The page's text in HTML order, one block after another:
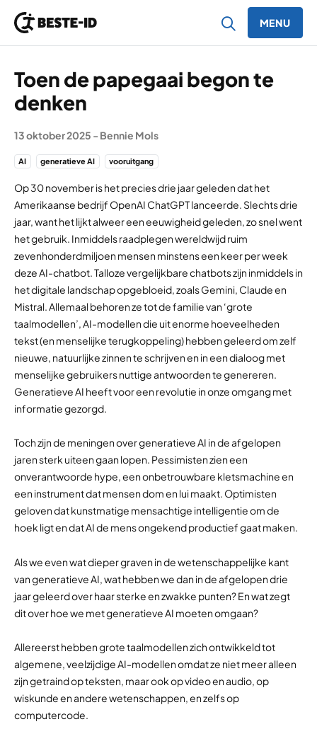
MENU
Toen de papegaai begon te
denken
13 oktober 2025 -Bennie Mols
AI generatieve AI vooruitgang
Op 30 november is het precies drie jaar geleden dat het
Amerikaanse bedrijf OpenAI ChatGPT lanceerde. Slechts drie
jaar, want het lijkt alweer een eeuwigheid geleden, zo snel went
het gebruik. Inmiddels raadplegen wereldwijd ruim
zevenhonderdmiljoen mensen minstens een keer per week
deze AI-chatbot. Talloze vergelijkbare chatbots zijn inmiddels in
het digitale landschap opgebloeid, zoals Gemini, Claude en
Mistral. Allemaal behoren ze tot de familie van ‘grote
taalmodellen’, AI-modellen die uit enorme hoeveelheden
tekst (en menselijke terugkoppeling) hebben geleerd om zelf
nieuwe, natuurlijke zinnen te schrijven en in een dialoog met
menselijke gebruikers nuttige antwoorden te genereren.
Generatieve AI heeft voor een revolutie in onze omgang met
informatie gezorgd.
Toch zijn de meningen over generatieve AI in de afgelopen
jaren sterk uiteen gaan lopen. Pessimisten zien een
onverantwoorde hype, een onbetrouwbare kletsmachine en
een instrument dat mensen dom en lui maakt. Optimisten
geloven dat kunstmatige mensachtige intelligentie om de
hoek ligt en dat AI de mens ongekend productief gaat maken.
Als we even wat dieper graven in de wetenschappelijke kant
van generatieve AI, wat hebben we dan in de afgelopen drie
jaar geleerd over haar sterke en zwakke punten? En wat zegt
dit over hoe we met generatieve AI moeten omgaan?
Allereerst hebben grote taalmodellen zich ontwikkeld tot
algemene, veelzijdige AI-modellen omdat ze niet meer alleen
zijn getraind op teksten, maar ook op video en audio, op
wiskunde en andere wetenschappen, en zelfs op
computercode.